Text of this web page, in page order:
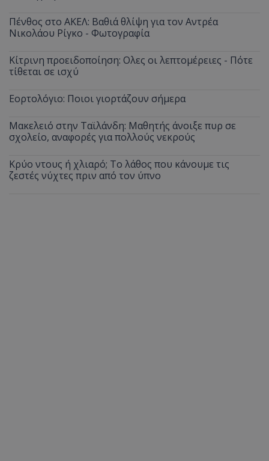
Πένθος στο ΑΚΕΛ: Βαθιά θλίψη για τον Αντρέα
Νικολάου Ρίγκο - Φωτογραφία
Κίτρινη προειδοποίηση: Ολες οι λεπτομέρειες - Πότε
τίθεται σε ισχύ
Εορτολόγιο: Ποιοι γιορτάζουν σήμερα
Μακελειό στην Ταϊλάνδη: Μαθητής άνοιξε πυρ σε
σχολείο, αναφορές για πολλούς νεκρούς
Κρύο ντους ή χλιαρό; Το λάθος που κάνουμε τις
ζεστές νύχτες πριν από τον ύπνο